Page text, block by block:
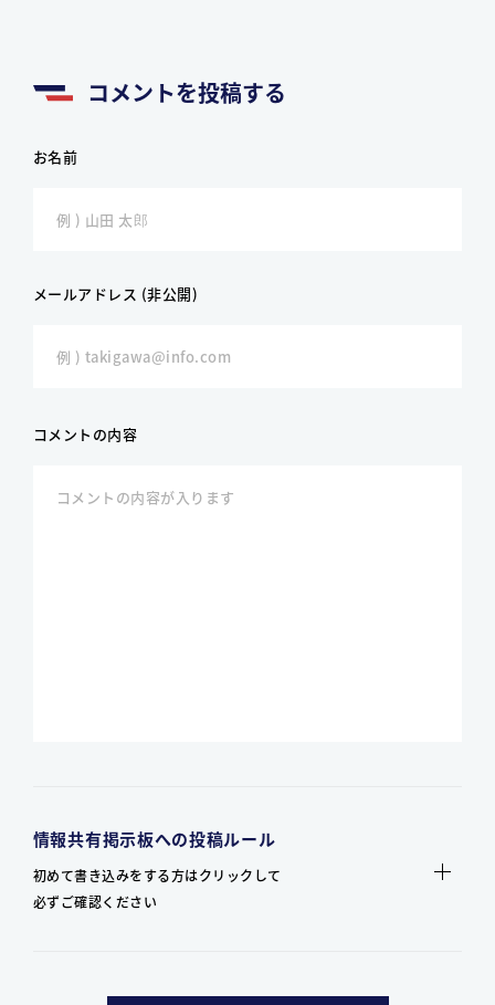
コメントを投稿する
お名前
メールアドレス (非公開)
コメントの内容
情報共有掲示板への投稿ルール
初めて書き込みをする方はクリックして
必ずご確認ください